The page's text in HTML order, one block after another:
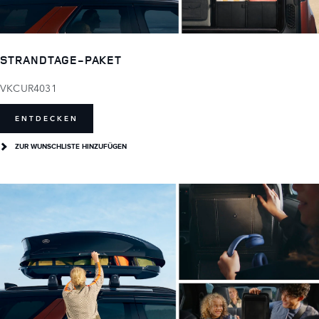
STRANDTAGE-PAKET
VKCUR4031
ENTDECKEN
ZUR WUNSCHLISTE HINZUFÜGEN